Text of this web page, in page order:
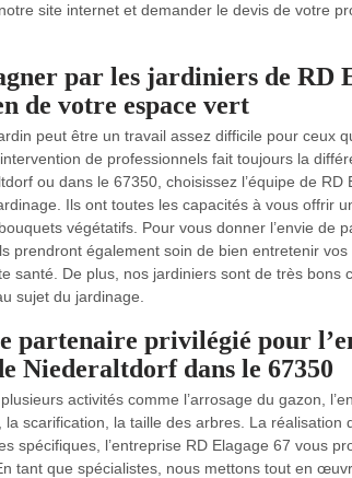
site internet et demander le devis de votre
par les jardiniers de RD
de votre espace vert
peut être un travail assez difficile pour ceux
de professionnels fait toujours la
ou dans le 67350, choisissez l’équipe de
Ils ont toutes les capacités à vous offrir
végétatifs. Pour vous donner l’envie de
prendront également soin de bien entretenir vos
santé. De plus, nos jardiniers sont de très bons
sujet du jardinage.
partenaire privilégié pour
Niederaltdorf dans le 67350
activités comme l’arrosage du gazon,
scarification, la taille des arbres. La réalisation
spécifiques, l’entreprise RD Elagage 67 vous
tant que spécialistes, nous mettons tout en